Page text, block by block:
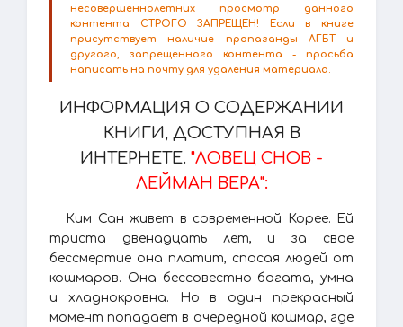
несовершеннолетних просмотр данного
контента СТРОГО ЗАПРЕЩЕН! Если в книге
присутствует наличие пропаганды ЛГБТ и
другого, запрещенного контента - просьба
написать на почту для удаления материала.
ИНФОРМАЦИЯ О СОДЕРЖАНИИ
КНИГИ, ДОСТУПНАЯ В
ИНТЕРНЕТЕ. "ЛОВЕЦ СНОВ -
ЛЕЙМАН ВЕРА":
Ким Сан живет в современной Корее. Ей
триста двенадцать лет, и за свое
бессмертие она платит, спасая людей от
кошмаров. Она бессовестно богата, умна
и хладнокровна. Но в один прекрасный
момент попадает в очередной кошмар, где